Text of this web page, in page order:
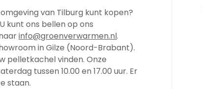
van Tilburg kunt kopen?
kunt ons bellen op ons
info@groenverwarmen.nl.
in Gilze (Noord-Brabant).
pelletkachel vinden. Onze
tussen 10.00 en 17.00 uur. Er
staan.